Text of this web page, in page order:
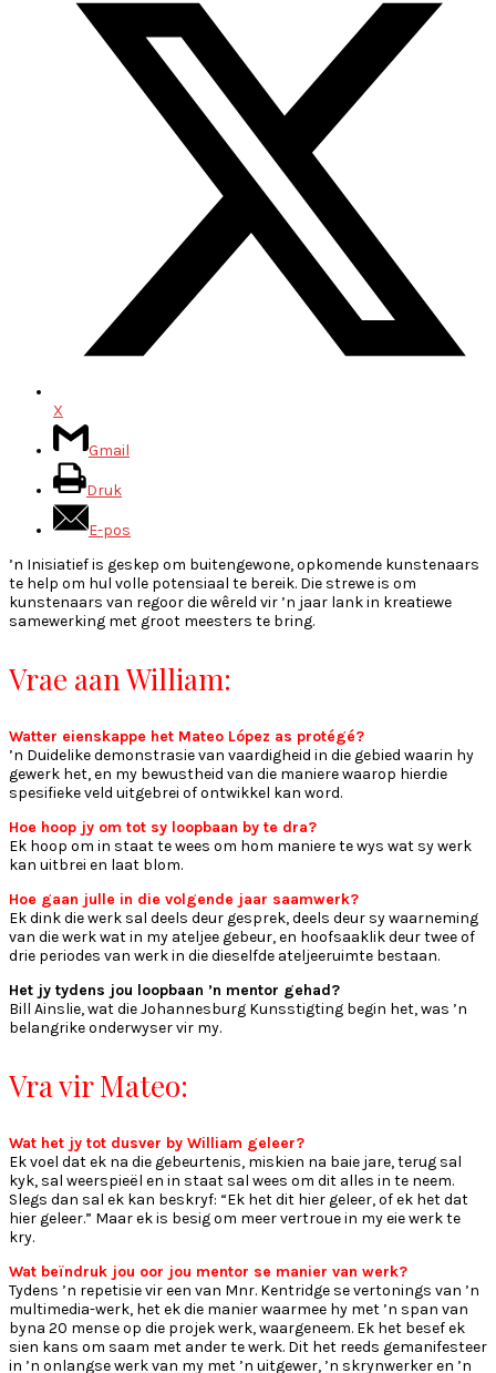
X
Gmail
Druk
E-pos
’n Inisiatief is geskep om buitengewone, opkomende kunstenaars
te help om hul volle potensiaal te bereik. Die strewe is om
kunstenaars van regoor die wêreld vir ’n jaar lank in kreatiewe
samewerking met groot meesters te bring.
Vrae aan William:
Watter eienskappe het Mateo López as protégé?
’n Duidelike demonstrasie van vaardigheid in die gebied waarin hy
gewerk het, en my bewustheid van die maniere waarop hierdie
spesifieke veld uitgebrei of ontwikkel kan word.
Hoe hoop jy om tot sy loopbaan by te dra?
Ek hoop om in staat te wees om hom maniere te wys wat sy werk
kan uitbrei en laat blom.
Hoe gaan julle in die volgende jaar saamwerk?
Ek dink die werk sal deels deur gesprek, deels deur sy waarneming
van die werk wat in my ateljee gebeur, en hoofsaaklik deur twee of
drie periodes van werk in die dieselfde ateljeeruimte bestaan.
Het jy tydens jou loopbaan ’n mentor gehad?
Bill Ainslie, wat die Johannesburg Kunsstigting begin het, was ’n
belangrike onderwyser vir my.
Vra vir Mateo:
Wat het jy tot dusver by William geleer?
Ek voel dat ek na die gebeurtenis, miskien na baie jare, terug sal
kyk, sal weerspieël en in staat sal wees om dit alles in te neem.
Slegs dan sal ek kan beskryf: “Ek het dit hier geleer, of ek het dat
hier geleer.” Maar ek is besig om meer vertroue in my eie werk te
kry.
Wat beïndruk jou oor jou mentor se manier van werk?
Tydens ’n repetisie vir een van Mnr. Kentridge se vertonings van ’n
multimedia-werk, het ek die manier waarmee hy met ’n span van
byna 20 mense op die projek werk, waargeneem. Ek het besef ek
sien kans om saam met ander te werk. Dit het reeds gemanifesteer
in ’n onlangse werk van my met ’n uitgewer, ’n skrynwerker en ’n